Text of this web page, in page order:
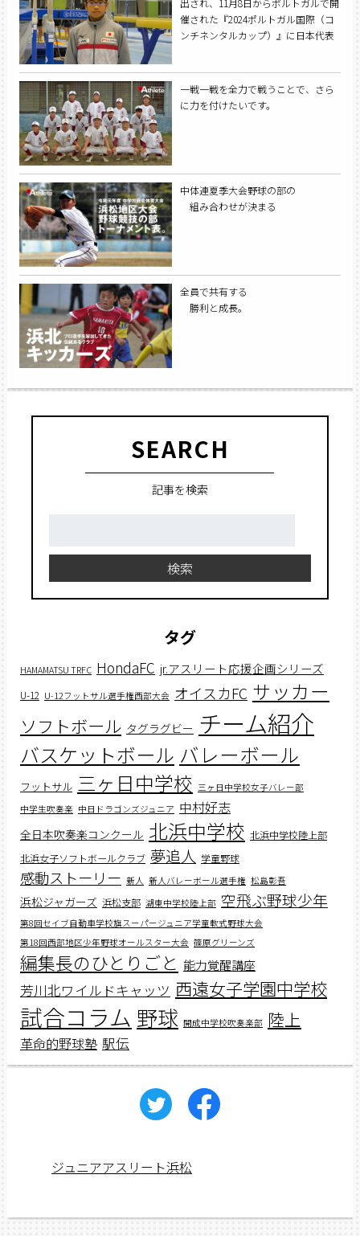
出され、11月8日からポルトガルで開
催された『2024ポルトガル国際（コ
ンチネンタルカップ）』に日本代表
背負っていく逸材の一人だ。
一戦一戦を全力で戦うことで、さら
に力を付けたいです。
中体連夏季大会野球の部の
組み合わせが決まる
全員で共有する
勝利と成長。
SEARCH
記事を検索
検索
タグ
HAMAMATSU TRFC HondaFC jr.アスリート応援企画シリーズ
U-12 U-12フットサル選手権西部大会 オイスカFC サッカー
ソフトボール タグラグビー チーム紹介
バスケットボール バレーボール
フットサル 三ヶ日中学校 三ヶ日中学校女子バレー部
中学生吹奏楽 中日ドラゴンズジュニア 中村好志
全日本吹奏楽コンクール 北浜中学校 北浜中学校陸上部
北浜女子ソフトボールクラブ 夢追人 学童野球
感動ストーリー 新人 新人バレーボール選手権 松島彰吾
浜松ジャガーズ 浜松支部 湖東中学校陸上部 空飛ぶ野球少年
第8回セイブ自動車学校旗スーパージュニア学童軟式野球大会
第18回西部地区少年野球オールスター大会 篠原グリーンズ
編集長のひとりごと 能力覚醒講座
芳川北ワイルドキャッツ 西遠女子学園中学校
試合コラム 野球 開成中学校吹奏楽部 陸上
革命的野球塾 駅伝
ジュニアアスリート浜松